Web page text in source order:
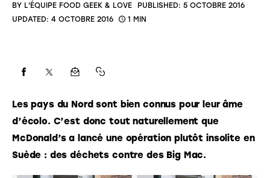
BY L'ÉQUIPE FOOD GEEK & LOVE PUBLISHED: 5 OCTOBRE 2016
UPDATED: 4 OCTOBRE 2016 1 MIN
Les pays du Nord sont bien connus pour leur âme
d’écolo. C’est donc tout naturellement que
McDonald’s a lancé une opération plutôt insolite en
Suède : des déchets contre des Big Mac.